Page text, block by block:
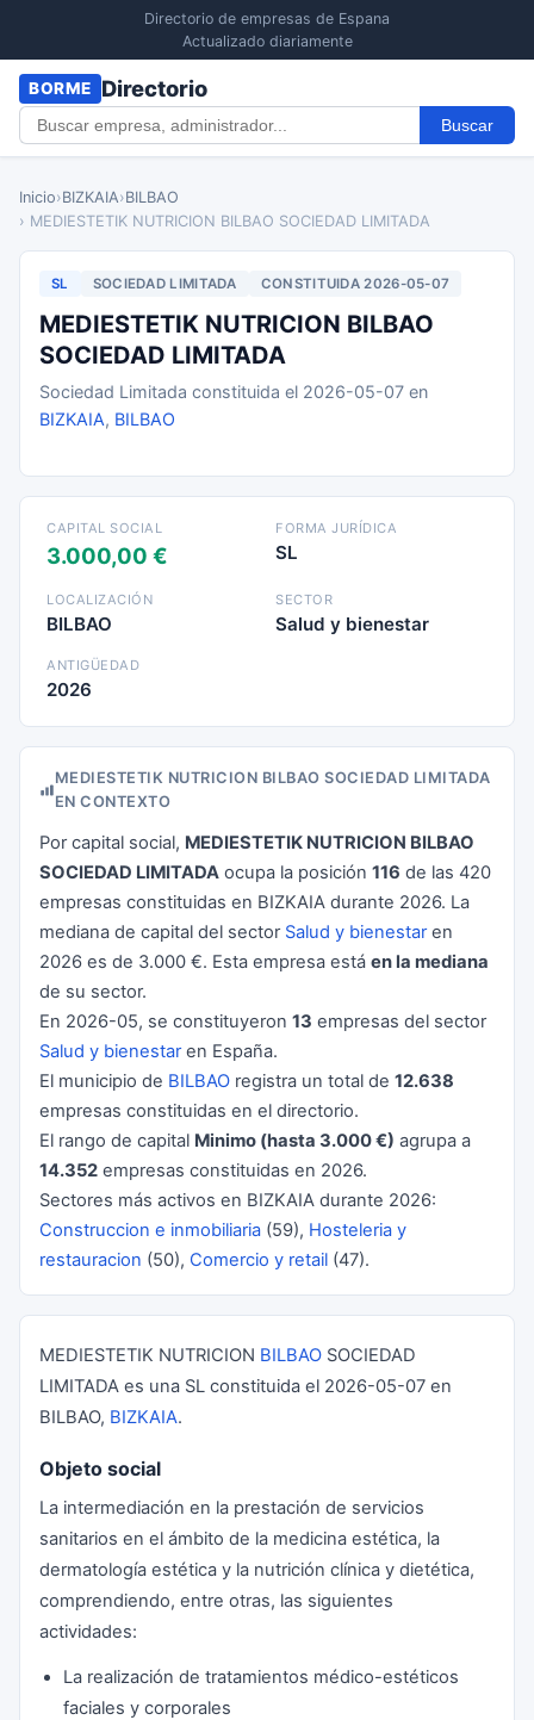
Directorio de empresas de Espana
Actualizado diariamente
BORME Directorio
Buscar
Inicio›BIZKAIA›BILBAO
› MEDIESTETIK NUTRICION BILBAO SOCIEDAD LIMITADA
SL SOCIEDAD LIMITADA CONSTITUIDA 2026-05-07
MEDIESTETIK NUTRICION BILBAO
SOCIEDAD LIMITADA
Sociedad Limitada constituida el 2026-05-07 en
BIZKAIA, BILBAO
CAPITAL SOCIAL
3.000,00 €
FORMA JURÍDICA
SL
LOCALIZACIÓN
BILBAO
SECTOR
Salud y bienestar
ANTIGÜEDAD
2026
MEDIESTETIK NUTRICION BILBAO SOCIEDAD LIMITADA
EN CONTEXTO
Por capital social, MEDIESTETIK NUTRICION BILBAO
SOCIEDAD LIMITADA ocupa la posición 116 de las 420
empresas constituidas en BIZKAIA durante 2026. La
mediana de capital del sector Salud y bienestaren
2026 es de 3.000 €. Esta empresa está en la mediana
de su sector.
En 2026-05, se constituyeron 13 empresas del sector
Salud y bienestaren España.
El municipio de BILBAO registra un total de 12.638
empresas constituidas en el directorio.
El rango de capital Minimo (hasta 3.000 €) agrupa a
14.352 empresas constituidas en 2026.
Sectores más activos en BIZKAIA durante 2026:
Construccion e inmobiliaria (59), Hosteleria y
restauracion (50), Comercio y retail (47).
MEDIESTETIK NUTRICION BILBAO SOCIEDAD
LIMITADA es una SL constituida el 2026-05-07 en
BILBAO, BIZKAIA.
Objeto social
La intermediación en la prestación de servicios
sanitarios en el ámbito de la medicina estética, la
dermatología estética y la nutrición clínica y dietética,
comprendiendo, entre otras, las siguientes
actividades:
La realización de tratamientos médico-estéticos
faciales y corporales